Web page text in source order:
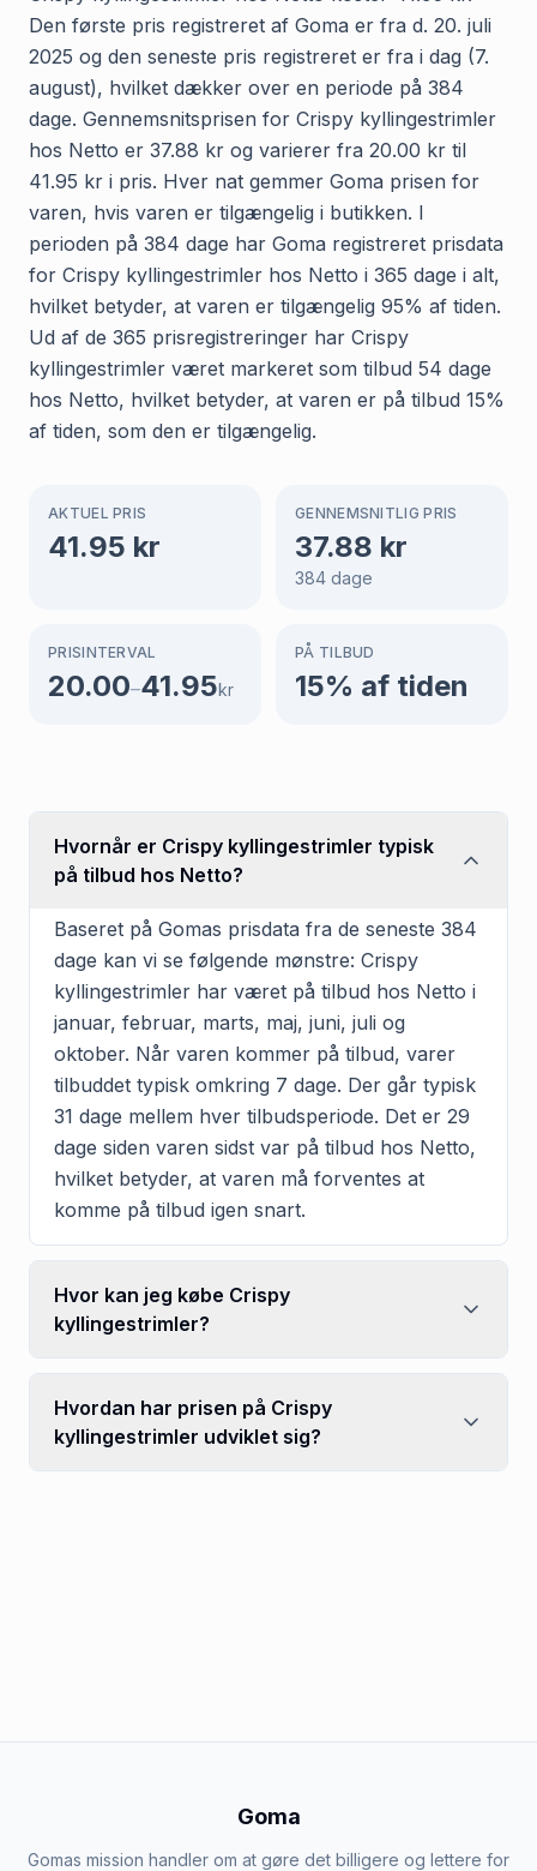
Den første pris registreret af Goma er fra d. 20. juli
2025 og den seneste pris registreret er fra i dag (7.
august), hvilket dækker over en periode på 384
dage. Gennemsnitsprisen for Crispy kyllingestrimler
hos Netto er 37.88 kr og varierer fra 20.00 kr til
41.95 kr i pris. Hver nat gemmer Goma prisen for
varen, hvis varen er tilgængelig i butikken. I
perioden på 384 dage har Goma registreret prisdata
for Crispy kyllingestrimler hos Netto i 365 dage i alt,
hvilket betyder, at varen er tilgængelig 95% af tiden.
Ud af de 365 prisregistreringer har Crispy
kyllingestrimler været markeret som tilbud 54 dage
hos Netto, hvilket betyder, at varen er på tilbud 15%
af tiden, som den er tilgængelig.
AKTUEL PRIS
41.95 kr
GENNEMSNITLIG PRIS
37.88 kr
384 dage
PRISINTERVAL
20.00–41.95kr
PÅ TILBUD
15% af tiden
Hvornår er Crispy kyllingestrimler typisk
på tilbud hos Netto?
Baseret på Gomas prisdata fra de seneste 384
dage kan vi se følgende mønstre: Crispy
kyllingestrimler har været på tilbud hos Netto i
januar, februar, marts, maj, juni, juli og
oktober. Når varen kommer på tilbud, varer
tilbuddet typisk omkring 7 dage. Der går typisk
31 dage mellem hver tilbudsperiode. Det er 29
dage siden varen sidst var på tilbud hos Netto,
hvilket betyder, at varen må forventes at
komme på tilbud igen snart.
Hvor kan jeg købe Crispy
kyllingestrimler?
Hvordan har prisen på Crispy
kyllingestrimler udviklet sig?
Goma
Gomas mission handler om at gøre det billigere og lettere for